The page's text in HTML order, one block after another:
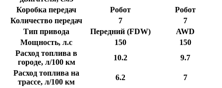
Коробка передач
Робот
Робот
Количество передач
7
7
Тип привода
Передний (FDW)
AWD
Мощность, л.с
150
150
Расход топлива в
городе, л/100 км
10.2
9.7
Расход топлива на
трассе, л/100 км
6.2
7